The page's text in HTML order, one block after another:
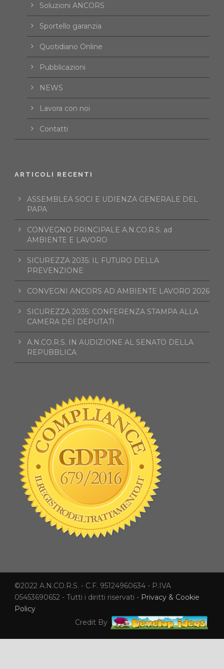
Soluzioni ANCORS
Sportello garanzia
Quotidiano Online
Pubblicazioni
NEWS
Lavora con noi
Contatti
ARTICOLI RECENTI
ASSEMBLEA SOCI E UDIENZA GENERALE DEL
PAPA
CONVEGNO PRINCIPALE A.N.CO.R.S. ad
AMBIENTE E LAVORO
SICUREZZA 2035: IL FUTURO DELLA
PREVENZIONE
CONVEGNI ANCORS AD AMBIENTE LAVORO 2026
SICUREZZA 2035: CONFERENZA STAMPA ALLA
CAMERA DEI DEPUTATI
A.N.CO.R.S. IN AUDIZIONE AL SENATO DELLA
REPUBBLICA
©2022 A.N.CO.R.S. - C.F. 95124960634 - P.IVA
05453690652 - Tutti i diritti riservati - Privacy & Cookie
Policy
Credit By